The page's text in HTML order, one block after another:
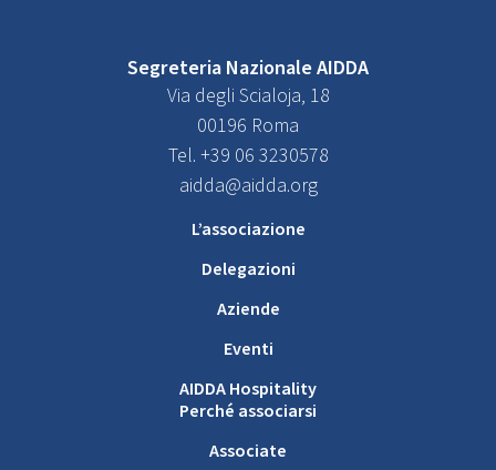
Segreteria Nazionale AIDDA
Via degli Scialoja, 18
00196 Roma
Tel. +39 06 3230578
aidda@aidda.org
L’associazione
Delegazioni
Aziende
Eventi
AIDDA Hospitality
Perché associarsi
Associate